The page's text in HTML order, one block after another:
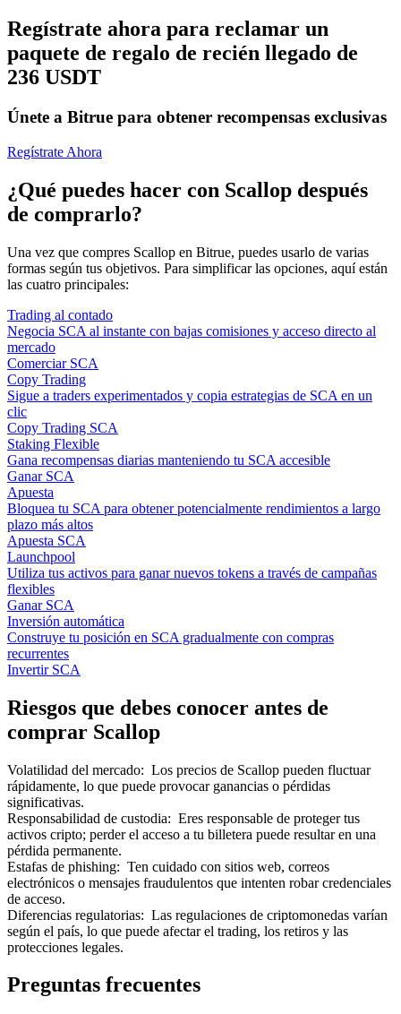
Regístrate ahora para reclamar un
paquete de regalo de recién llegado de
236 USDT
Únete a Bitrue para obtener recompensas exclusivas
Regístrate Ahora
¿Qué puedes hacer con Scallop después
de comprarlo?
Una vez que compres Scallop en Bitrue, puedes usarlo de varias
formas según tus objetivos. Para simplificar las opciones, aquí están
las cuatro principales:
Trading al contado
Negocia SCA al instante con bajas comisiones y acceso directo al
mercado
Comerciar SCA
Copy Trading
Sigue a traders experimentados y copia estrategias de SCA en un
clic
Copy Trading SCA
Staking Flexible
Gana recompensas diarias manteniendo tu SCA accesible
Ganar SCA
Apuesta
Bloquea tu SCA para obtener potencialmente rendimientos a largo
plazo más altos
Apuesta SCA
Launchpool
Utiliza tus activos para ganar nuevos tokens a través de campañas
flexibles
Ganar SCA
Inversión automática
Construye tu posición en SCA gradualmente con compras
recurrentes
Invertir SCA
Riesgos que debes conocer antes de
comprar Scallop
Volatilidad del mercado: Los precios de Scallop pueden fluctuar
rápidamente, lo que puede provocar ganancias o pérdidas
significativas.
Responsabilidad de custodia: Eres responsable de proteger tus
activos cripto; perder el acceso a tu billetera puede resultar en una
pérdida permanente.
Estafas de phishing: Ten cuidado con sitios web, correos
electrónicos o mensajes fraudulentos que intenten robar credenciales
de acceso.
Diferencias regulatorias: Las regulaciones de criptomonedas varían
según el país, lo que puede afectar el trading, los retiros y las
protecciones legales.
Preguntas frecuentes